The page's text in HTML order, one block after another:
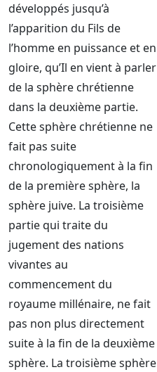
développés jusqu’à
l’apparition du Fils de
l’homme en puissance et en
gloire, qu’Il en vient à parler
de la sphère chrétienne
dans la deuxième partie.
Cette sphère chrétienne ne
fait pas suite
chronologiquement à la fin
de la première sphère, la
sphère juive. La troisième
partie qui traite du
jugement des nations
vivantes au
commencement du
royaume millénaire, ne fait
pas non plus directement
suite à la fin de la deuxième
sphère. La troisième sphère